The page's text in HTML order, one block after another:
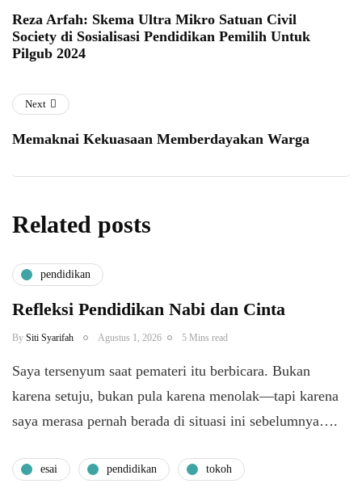
Reza Arfah: Skema Ultra Mikro Satuan Civil
Society di Sosialisasi Pendidikan Pemilih Untuk
Pilgub 2024
Next
Memaknai Kekuasaan Memberdayakan Warga
Related posts
pendidikan
Refleksi Pendidikan Nabi dan Cinta
By Siti Syarifah Agustus 1, 2026 5 Mins read
​Saya tersenyum saat pemateri itu berbicara. Bukan
karena setuju, bukan pula karena menolak—tapi karena
saya merasa pernah berada di situasi ini sebelumnya….
esai pendidikan tokoh